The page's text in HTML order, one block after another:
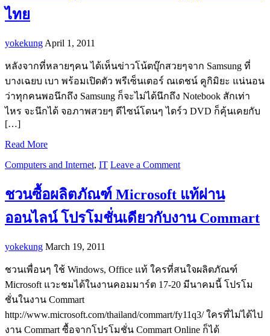
ไทย
yokekung April 1, 2011
หลังจากที่หลายๆคน ได้เห็นข่าวโน้ตบุ๊กสวยๆจาก Samsung ที่
บางเฉยบ เบา พร้อมเปิดตัว พรีเซ็นเตอร์ ณเดชน์ คูกิมิยะ แน่นอน
ว่าทุกคนพอนึกถึง Samsung ก็จะไม่ได้นึกถึง Notebook สักเท่า
ไหร จะนึกได้ จอภาพสวยๆ ดีไซน์โดนๆ ไดร์ว DVD ก็คุ้นเคยกับ
[…]
Read More
Computers and Internet, IT Leave a Comment
ชวนซื้อผลิตภัณฑ์ Microsoft แท้ผ่าน
ออนไลน์ โปรโมชั่นเดียวกับงาน Commart
yokekung March 19, 2011
ชวนเพื่อนๆ ใช้ Windows, Office แท้ ใครที่สนใจผลิตภัณฑ์
Microsoft แวะชมได้ในงานคอมมาร์ต 17-20 มีนาคมนี้ โปรโม
ชั่นในงาน Commart
http://www.microsoft.com/thailand/commart/fy11q3/ ใครที่ไม่ได้ไป
งาน Commart ซื้อจากโปรโมชั่น Commart Online ก็ได้